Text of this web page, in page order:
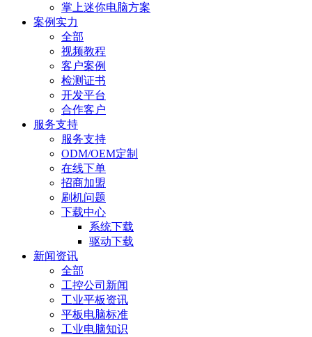
掌上迷你电脑方案
案例实力
全部
视频教程
客户案例
检测证书
开发平台
合作客户
服务支持
服务支持
ODM/OEM定制
在线下单
招商加盟
刷机问题
下载中心
系统下载
驱动下载
新闻资讯
全部
工控公司新闻
工业平板资讯
平板电脑标准
工业电脑知识